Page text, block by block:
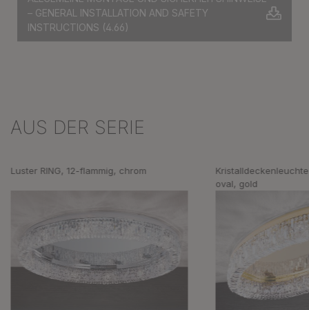
– GENERAL INSTALLATION AND SAFETY
INSTRUCTIONS (4.66)
Produktgalerie überspringen
AUS DER SERIE
Luster RING, 12-flammig, chrom
oval, gold